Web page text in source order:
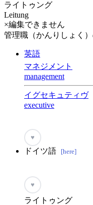
ライトゥング
Leitung
×編集できません
管理職（かんりしょく
英語
マネジメント
management
イグセキュティヴ
executive
♥
ドイツ語 [here]
♥
ライトゥング